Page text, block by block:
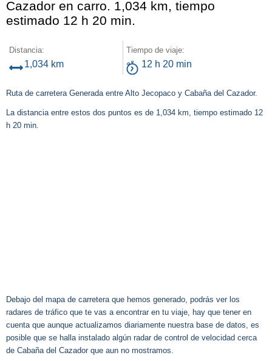
Cazador en carro. 1,034 km, tiempo
estimado 12 h 20 min.
Distancia:
1,034 km
Tiempo de viaje:
12 h 20 min
Ruta de carretera Generada entre Alto Jecopaco y Cabaña del Cazador.
La distancia entre estos dos puntos es de 1,034 km, tiempo estimado 12
h 20 min.
Debajo del mapa de carretera que hemos generado, podrás ver los
radares de tráfico que te vas a encontrar en tu viaje, hay que tener en
cuenta que aunque actualizamos diariamente nuestra base de datos, es
posible que se halla instalado algún radar de control de velocidad cerca
de Cabaña del Cazador que aun no mostramos.